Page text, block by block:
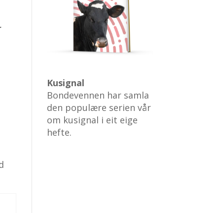
Kusignal
Bondevennen har samla
den populære serien vår
om kusignal i eit eige
hefte.